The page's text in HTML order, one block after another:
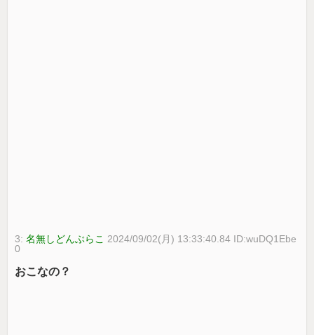
3:名無しどんぶらこ 2024/09/02(月) 13:33:40.84 ID:wuDQ1Ebe
0
おこなの？